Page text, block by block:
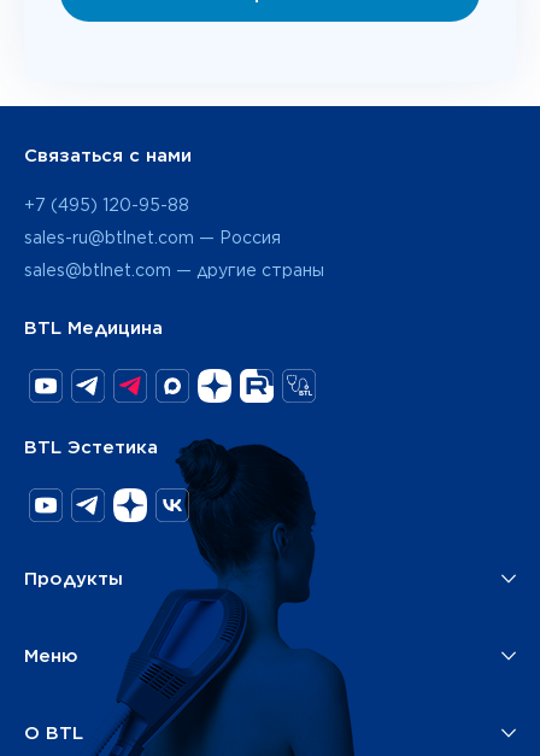
Продукты
Меню
Связаться с нами
+7 (495) 120-95-88
sales-ru@btlnet.com — Россия
sales@btlnet.com — другие страны
BTL Медицина
BTL Эстетика
О BTL